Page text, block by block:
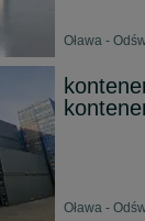
Oława -
Oława -